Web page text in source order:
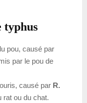
typhus
pou, causé par
par le pou de
causé par R.
rat ou du chat.